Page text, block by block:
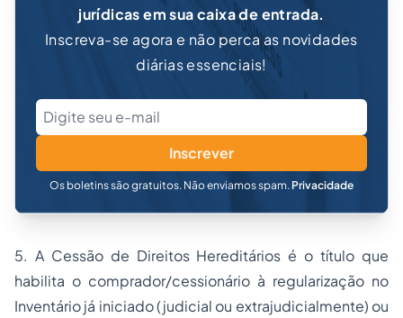
jurídicas em sua caixa de entrada.
Inscreva-se agora e não perca as novidades
diárias essenciais!
Inscrever
Os boletins são gratuitos. Não enviamos spam. Privacidade
5. A Cessão de Direitos Hereditários é o título que
habilita o comprador/cessionário à regularização no
Inventário já iniciado (judicial ou extrajudicialmente) ou